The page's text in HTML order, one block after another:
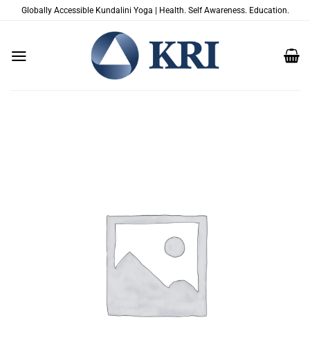
PasserGlobally Accessible Kundalini Yoga | Health. Self Awareness. Education.